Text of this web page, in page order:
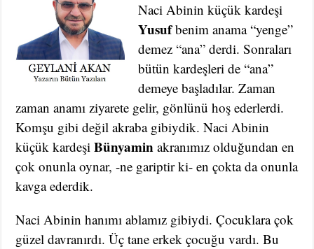
Naci Abinin küçük kardeşi
Yusufbenim anama “yenge”
demez “ana” derdi. Sonraları
bütün kardeşleri de “ana”
demeye başladılar. Zaman
zaman anamı ziyarete gelir, gönlünü hoş ederlerdi.
Komşu gibi değil akraba gibiydik. Naci Abinin
küçük kardeşiBünyaminakranımız olduğundan en
çok onunla oynar, -ne gariptir ki- en çokta da onunla
kavga ederdik.
Naci Abinin hanımı ablamız gibiydi. Çocuklara çok
güzel davranırdı. Üç tane erkek çocuğu vardı. Bu